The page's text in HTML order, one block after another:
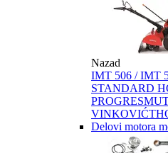
Nazad
IMT 506 / IMT
STANDARD
PROGRES
VINKOVIĆ
Delovi motora